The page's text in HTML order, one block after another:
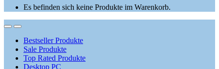
Es befinden sich keine Produkte im Warenkorb.
OpenClose
Bestseller Produkte
Sale Produkte
Top Rated Produkte
Desktop PC